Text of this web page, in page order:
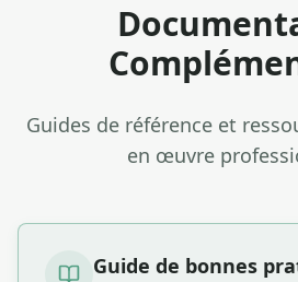
Guides de référence et
en œuvre
Guide de bonnes